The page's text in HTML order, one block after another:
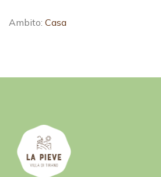
Ambito: Casa